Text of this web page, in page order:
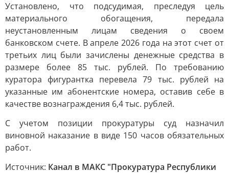
Установлено, что подсудимая, преследуя цель
материального обогащения, передала
неустановленным лицам сведения о своем
банковском счете. В апреле 2026 года на этот счет от
третьих лиц были зачислены денежные средства в
размере более 85 тыс. рублей. По требованию
куратора фигурантка перевела 79 тыс. рублей на
указанные им абонентские номера, оставив себе в
качестве вознаграждения 6,4 тыс. рублей.
С учетом позиции прокуратуры суд назначил
виновной наказание в виде 150 часов обязательных
работ.
Источник: Канал в МАКС "Прокуратура Республики